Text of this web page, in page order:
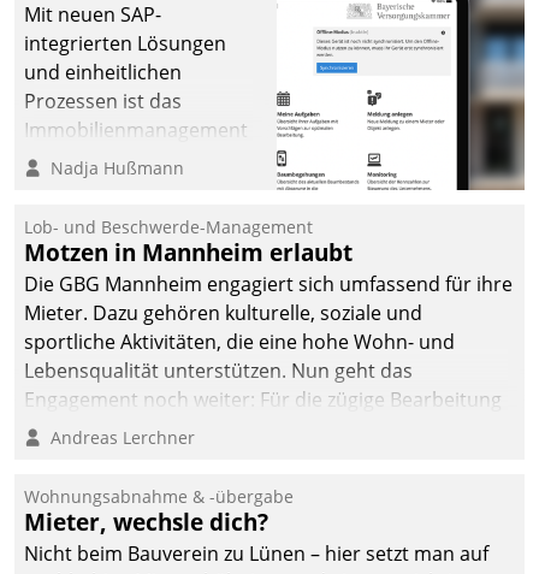
Mit neuen SAP-
integrierten Lösungen
und einheitlichen
Prozessen ist das
Immobilienmanagement
der Bayerischen
Ressort Kapitalanlage für
künftige Aufgaben und
Herausforderungen
gerüstet.
Nadja Hußmann
Lob- und Beschwerde-Management
Motzen in Mannheim erlaubt
Die GBG Mannheim engagiert sich umfassend für ihre
Mieter. Dazu gehören kulturelle, soziale und
sportliche Aktivitäten, die eine hohe Wohn- und
Lebensqualität unterstützen. Nun geht das
Engagement noch weiter: Für die zügige Bearbeitung
von Beschwerden – oder Lob – richtet das
und Beschwerde-Management einen eigenen Kanal
ein.
Andreas Lerchner
Wohnungsabnahme & -übergabe
Mieter, wechsle dich?
Nicht beim Bauverein zu Lünen – hier setzt man auf